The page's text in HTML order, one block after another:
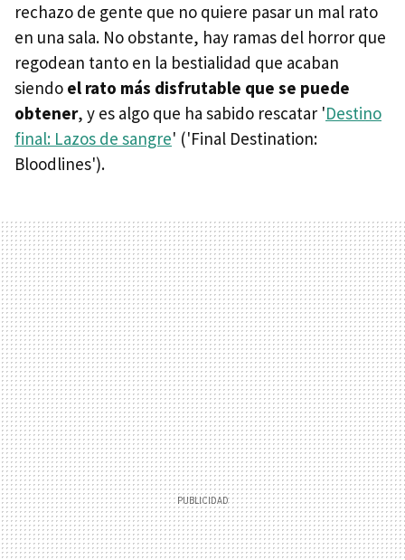
rechazo de gente que no quiere pasar un mal rato
en una sala. No obstante, hay ramas del horror que
regodean tanto en la bestialidad que acaban
siendo el rato más disfrutable que se puede
obtener, y es algo que ha sabido rescatar 'Destino
final: Lazos de sangre' ('Final Destination:
Bloodlines').